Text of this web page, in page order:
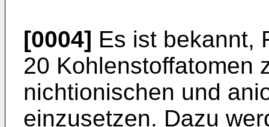
[0004] Es ist bekannt,
20 Kohlenstoffatomen
nichtionischen und
einzusetzen. Dazu